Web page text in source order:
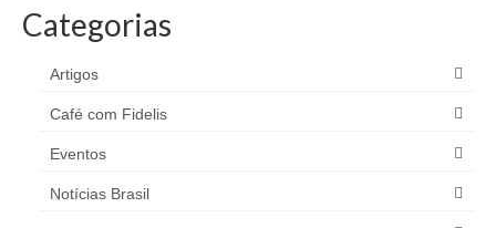
Categorias
Artigos
Café com Fidelis
Eventos
Notícias Brasil